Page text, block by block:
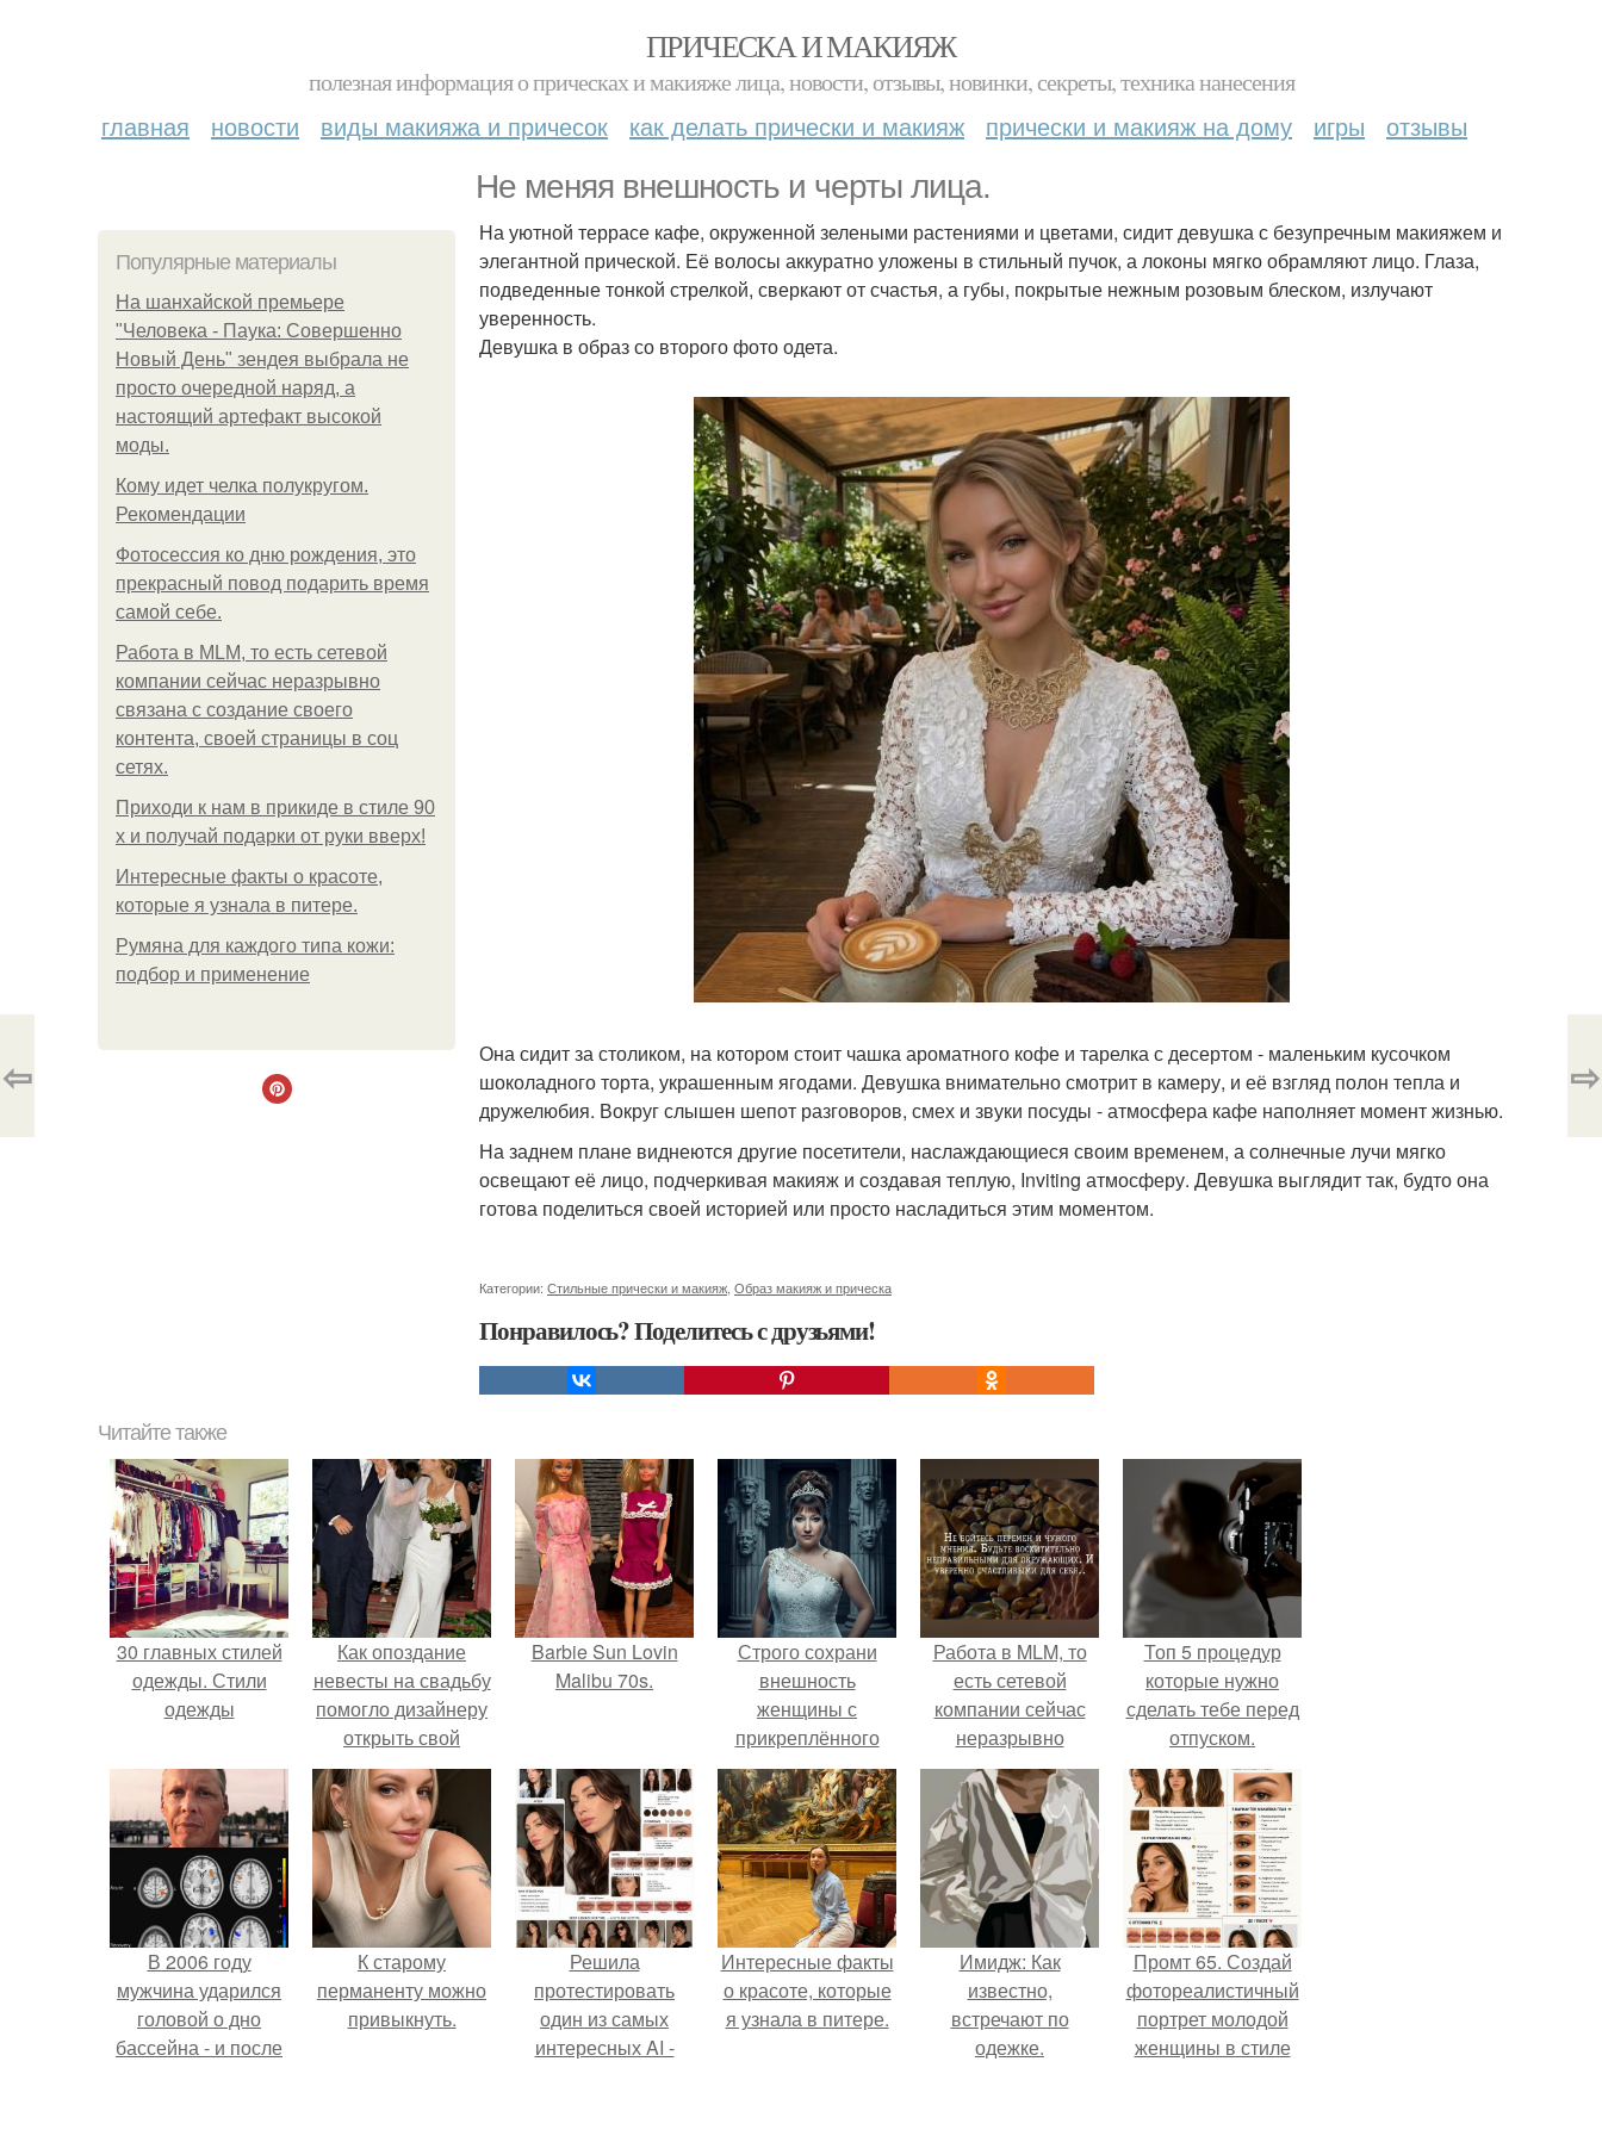
ПРИЧЕСКА И МАКИЯЖ
полезная информация о прическах и макияже лица, новости, отзывы, новинки, секреты, техника нанесения
главная новости виды макияжа и причесок как делать прически и макияж прически и макияж на дому игры отзывы
Не меняя внешность и черты лица.
Популярные материалы
На шанхайской премьере
"Человека - Паука: Совершенно
Новый День" зендея выбрала не
просто очередной наряд, а
настоящий артефакт высокой
моды.
Кому идет челка полукругом.
Рекомендации
Фотосессия ко дню рождения, это
прекрасный повод подарить время
самой себе.
Работа в MLM, то есть сетевой
компании сейчас неразрывно
связана с создание своего
контента, своей страницы в соц
сетях.
Приходи к нам в прикиде в стиле 90
х и получай подарки от руки вверх!
Интересные факты о красоте,
которые я узнала в питере.
Румяна для каждого типа кожи:
подбор и применение
На уютной террасе кафе, окруженной зелеными растениями и цветами, сидит девушка с безупречным макияжем и
элегантной прической. Её волосы аккуратно уложены в стильный пучок, а локоны мягко обрамляют лицо. Глаза,
подведенные тонкой стрелкой, сверкают от счастья, а губы, покрытые нежным розовым блеском, излучают
уверенность.
Девушка в образ со второго фото одета.
Она сидит за столиком, на котором стоит чашка ароматного кофе и тарелка с десертом - маленьким кусочком
шоколадного торта, украшенным ягодами. Девушка внимательно смотрит в камеру, и её взгляд полон тепла и
дружелюбия. Вокруг слышен шепот разговоров, смех и звуки посуды - атмосфера кафе наполняет момент жизнью.
На заднем плане виднеются другие посетители, наслаждающиеся своим временем, а солнечные лучи мягко
освещают её лицо, подчеркивая макияж и создавая теплую, Inviting атмосферу. Девушка выглядит так, будто она
готова поделиться своей историей или просто насладиться этим моментом.
Категории: Стильные прически и макияж Образ макияж и прическа
Понравилось? Поделитесь с друзьями!
⇦ ⇨
Читайте также
30 главных стилей
одежды. Стили
одежды
Как опоздание
невесты на свадьбу
помогло дизайнеру
открыть свой
бренд.
Barbie Sun Lovin
Malibu 70s.
Строго сохрани
внешность
женщины с
прикреплённого
фото 1: 1. не
менять лицо,
форму глаз, нос,
кожу с порами,
возраст, прическу,
пропорции тела.
Работа в MLM, то
есть сетевой
компании сейчас
неразрывно
связана с создание
своего контента,
своей страницы в
соц сетях.
Топ 5 процедур
которые нужно
сделать тебе перед
отпуском.
В 2006 году
мужчина ударился
головой о дно
бассейна - и после
К старому
перманенту можно
привыкнуть.
Решила
протестировать
один из самых
интересных AI -
Интересные факты
о красоте, которые
я узнала в питере.
Имидж: Как
известно,
встречают по
одежке.
Промт 65. Создай
фотореалистичный
портрет молодой
женщины в стиле